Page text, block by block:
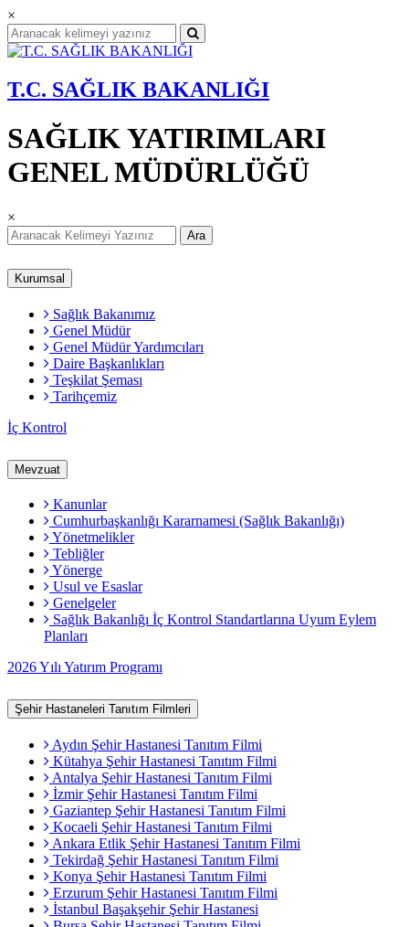
×
T.C. SAĞLIK BAKANLIĞI
SAĞLIK YATIRIMLARI
GENEL MÜDÜRLÜĞÜ
×
Ara
Kurumsal
Sağlık Bakanımız
Genel Müdür
Genel Müdür Yardımcıları
Daire Başkanlıkları
Teşkilat Şeması
Tarihçemiz
İç Kontrol
Mevzuat
Kanunlar
Cumhurbaşkanlığı Kararnamesi (Sağlık Bakanlığı)
Yönetmelikler
Tebliğler
Yönerge
Usul ve Esaslar
Genelgeler
Sağlık Bakanlığı İç Kontrol Standartlarına Uyum Eylem
Planları
2026 Yılı Yatırım Programı
Şehir Hastaneleri Tanıtım Filmleri
Aydın Şehir Hastanesi Tanıtım Filmi
Kütahya Şehir Hastanesi Tanıtım Filmi
Antalya Şehir Hastanesi Tanıtım Filmi
İzmir Şehir Hastanesi Tanıtım Filmi
Gaziantep Şehir Hastanesi Tanıtım Filmi
Kocaeli Şehir Hastanesi Tanıtım Filmi
Ankara Etlik Şehir Hastanesi Tanıtım Filmi
Tekirdağ Şehir Hastanesi Tanıtım Filmi
Konya Şehir Hastanesi Tanıtım Filmi
Erzurum Şehir Hastanesi Tanıtım Filmi
İstanbul Başakşehir Şehir Hastanesi